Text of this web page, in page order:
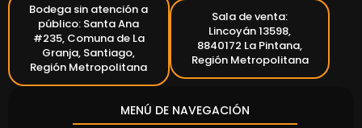
Bodega sin atención a
público: Santa Ana
#235, Comuna de La
Granja, Santiago,
Región Metropolitana
Sala de venta:
Lincoyán 13598,
8840172 La Pintana,
Región Metropolitana
MENÚ DE NAVEGACIÓN